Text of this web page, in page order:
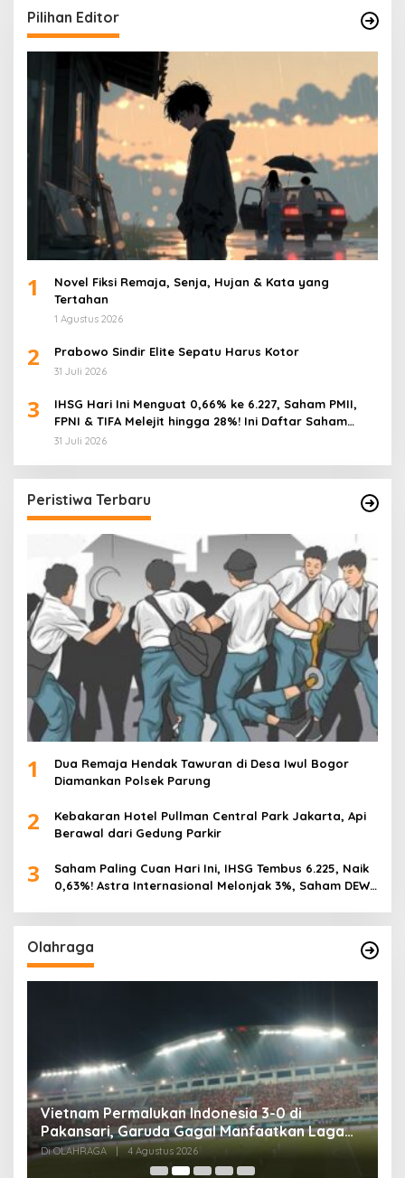
Pilihan Editor
1
Novel Fiksi Remaja, Senja, Hujan & Kata yang
Tertahan
1 Agustus 2026
2 Prabowo Sindir Elite Sepatu Harus Kotor
31 Juli 2026
3
IHSG Hari Ini Menguat 0,66% ke 6.227, Saham PMII,
FPNI & TIFA Melejit hingga 28%! Ini Daftar Saham
Paling Cuan & Volume Tertinggi 31 Juli 2026
31 Juli 2026
Peristiwa Terbaru
1
Dua Remaja Hendak Tawuran di Desa Iwul Bogor
Diamankan Polsek Parung
2
Kebakaran Hotel Pullman Central Park Jakarta, Api
Berawal dari Gedung Parkir
3
Saham Paling Cuan Hari Ini, IHSG Tembus 6.225, Naik
0,63%! Astra Internasional Melonjak 3%, Saham DEWA
Olahraga
Tes Fisik Tahap II Jadi Tolok Ukur Kesiapan
525 Atlet Kota Bogor Menuju Porprov Jabar
Di OLAHRAGA 1 Agustus 2026